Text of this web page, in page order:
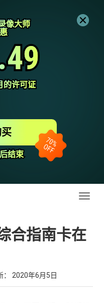
像大师
像大师
的许可证
的许可证
结束
结束
合指南卡在
2020年6月5日